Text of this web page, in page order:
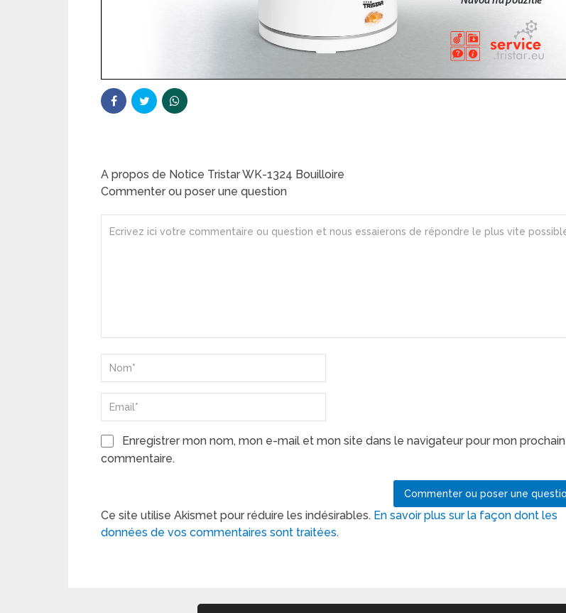
A propos de Notice Tristar WK-1324 Bouilloire
Commenter ou poser une question
Enregistrer mon nom, mon e-mail et mon site dans le navigateur pour mon prochain
commentaire.
Ce site utilise Akismet pour réduire les indésirables. En savoir plus sur la façon dont les
données de vos commentaires sont traitées.